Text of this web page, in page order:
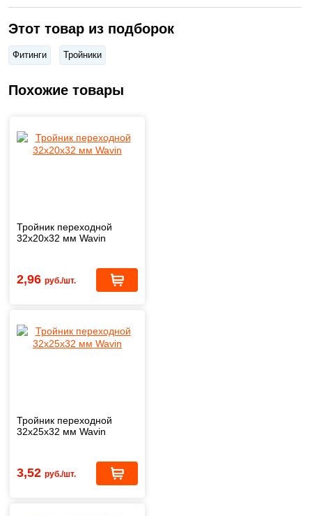
Этот товар из подборок
Фитинги Тройники
Похожие товары
Тройник переходной
32х20х32 мм Wavin
2,96 руб./шт.
Тройник переходной
32х25х32 мм Wavin
3,52 руб./шт.